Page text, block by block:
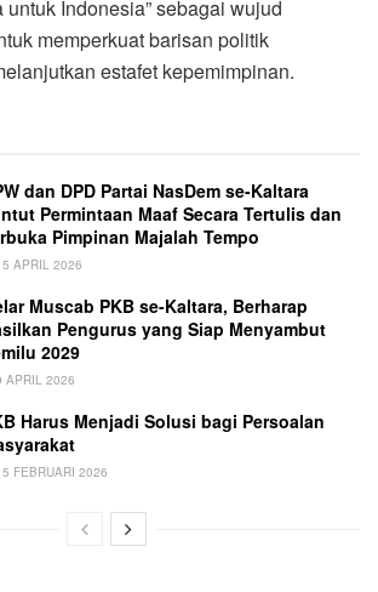
Indonesia” sebagai wujud
memperkuat barisan politik
estafet kepemimpinan.
dan DPD Partai NasDem se-Kaltara
Permintaan Maaf Secara Tertulis dan
Pimpinan Majalah Tempo
APRIL 2026
Muscab PKB se-Kaltara, Berharap
Pengurus yang Siap Menyambut
2029
APRIL 2026
Harus Menjadi Solusi bagi Persoalan
FEBRUARI 2026